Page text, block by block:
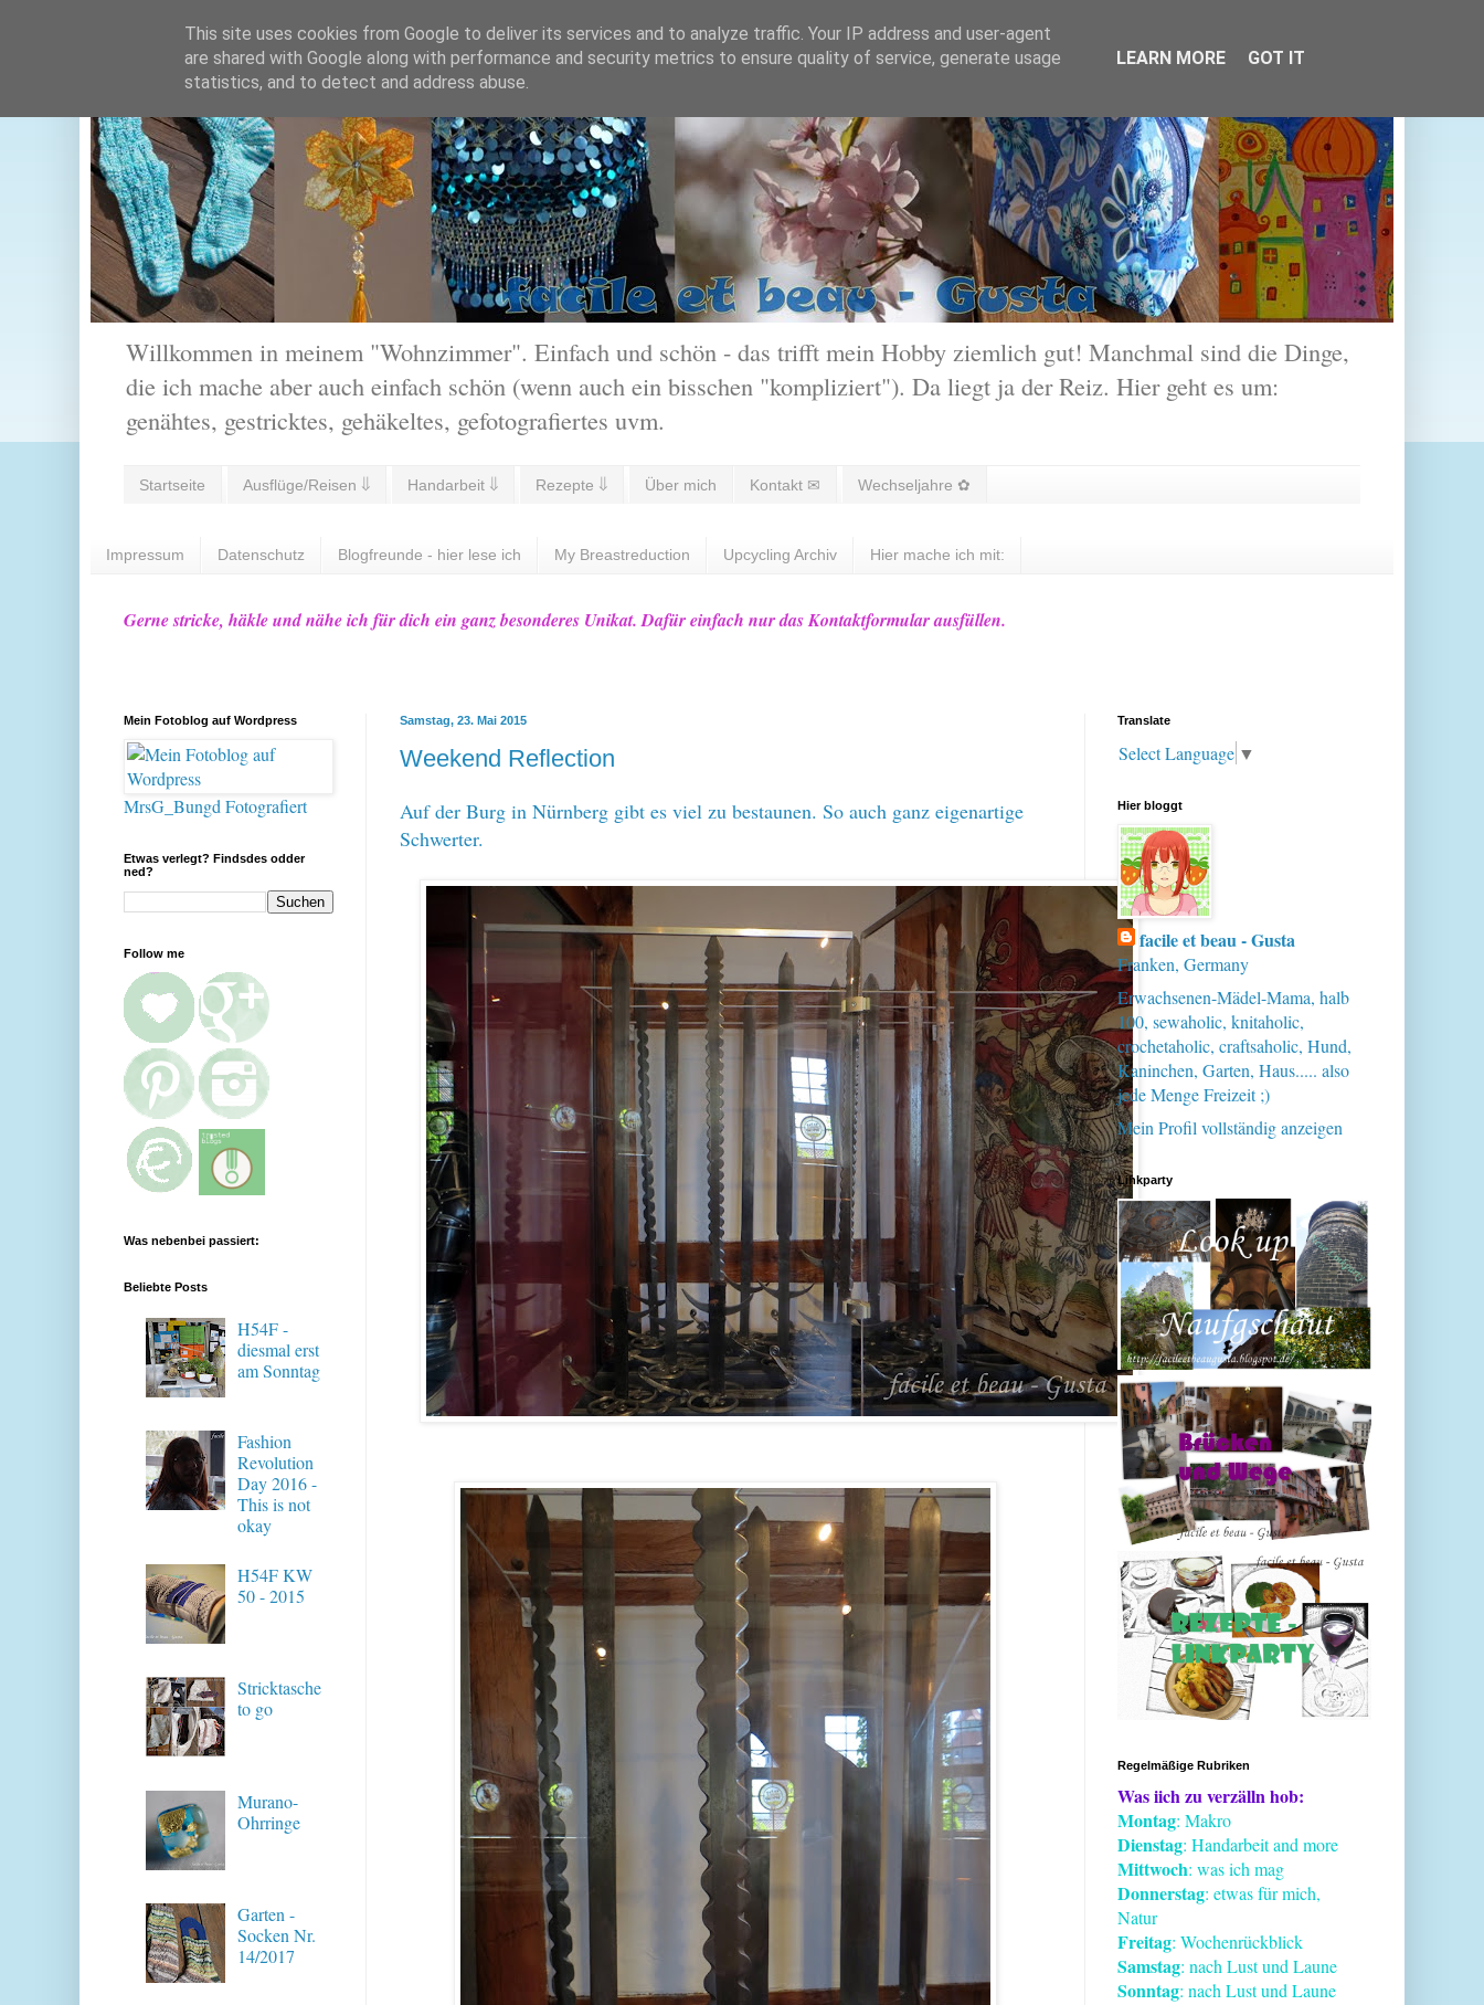
Willkommen in meinem "Wohnzimmer". Einfach und schön - das trifft mein Hobby ziemlich gut! Manchmal sind die Dinge,
die ich mache aber auch einfach schön (wenn auch ein bisschen "kompliziert"). Da liegt ja der Reiz. Hier geht es um:
genähtes, gestricktes, gehäkeltes, gefotografiertes uvm.
Startseite Ausflüge/Reisen ⇓ Handarbeit ⇓ Rezepte ⇓ Über mich Kontakt ✉ Wechseljahre ✿
Impressum Datenschutz Blogfreunde - hier lese ich My Breastreduction Upcycling Archiv Hier mache ich mit:
Gerne stricke, häkle und nähe ich für dich ein ganz besonderes Unikat. Dafür einfach nur das Kontaktformular ausfüllen.
Samstag, 23. Mai 2015
Weekend Reflection
Auf der Burg in Nürnberg gibt es viel zu bestaunen. So auch ganz eigenartige
Schwerter.
Mein Fotoblog auf Wordpress
MrsG_Bungd Fotografiert
Etwas verlegt? Findsdes odder
ned?
Follow me
Was nebenbei passiert:
Beliebte Posts
H54F -
diesmal erst
am Sonntag
Fashion
Revolution
Day 2016 -
This is not
okay
H54F KW
50 - 2015
Stricktasche
to go
Murano-
Ohrringe
Garten -
Socken Nr.
14/2017
Translate
Select Language ▼
Hier bloggt
facile et beau - Gusta
Franken, Germany
Erwachsenen-Mädel-Mama, halb
100, sewaholic, knitaholic,
crochetaholic, craftsaholic, Hund,
Kaninchen, Garten, Haus..... also
jede Menge Freizeit ;)
Mein Profil vollständig anzeigen
Linkparty
Regelmäßige Rubriken
Was iich zu verzälln hob:
Montag: Makro
Dienstag: Handarbeit and more
Mittwoch: was ich mag
Donnerstag: etwas für mich,
Natur
Freitag: Wochenrückblick
Samstag: nach Lust und Laune
Sonntag: nach Lust und Laune
This site uses cookies from Google to deliver its services and to analyze traffic. Your IP address and user-agent
are shared with Google along with performance and security metrics to ensure quality of service, generate usage
statistics, and to detect and address abuse.
LEARN MORE GOT IT